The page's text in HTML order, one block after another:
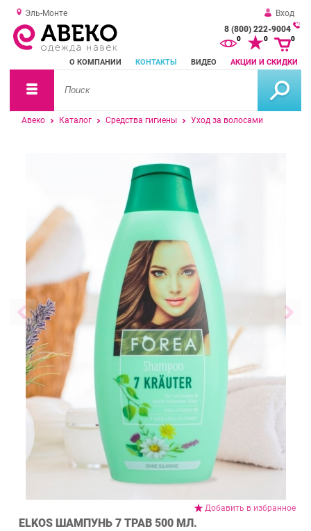
Эль-Монте
Вход
8 (800) 222-9004
О КОМПАНИИ КОНТАКТЫ ВИДЕО АКЦИИ И СКИДКИ
0 0 0
Авеко Каталог Средства гигиены Уход за волосами
Добавить в избранное
ELKOS ШАМПУНЬ 7 ТРАВ 500 МЛ.